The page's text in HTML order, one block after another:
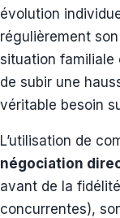
évolution
régulièrement
situation familiale
de subir une
véritable besoin
L’utilisation de
négociation
avant de la
concurrentes),